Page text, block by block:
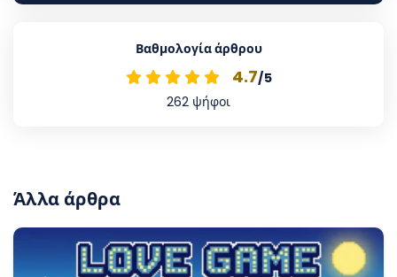
Βαθμολογία άρθρου
4.7/5
262 ψήφοι
Άλλα άρθρα